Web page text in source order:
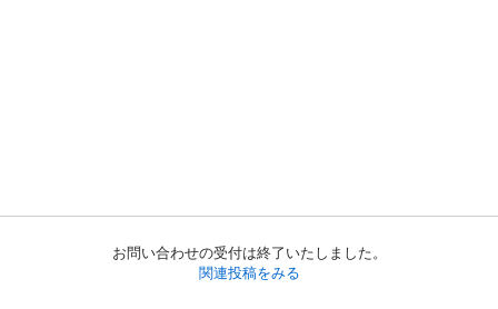
お問い合わせの受付は終了いたしました。
関連投稿をみる